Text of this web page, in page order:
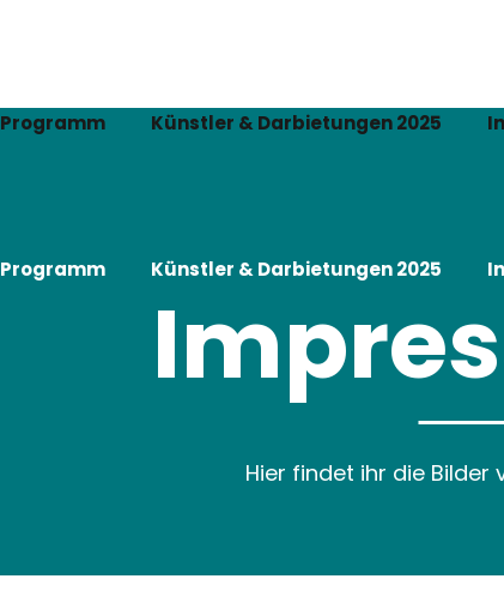
Programm Künstler & Darbietungen 2025
Programm Künstler & Darbietungen 2025
Hier findet ihr die Bilder